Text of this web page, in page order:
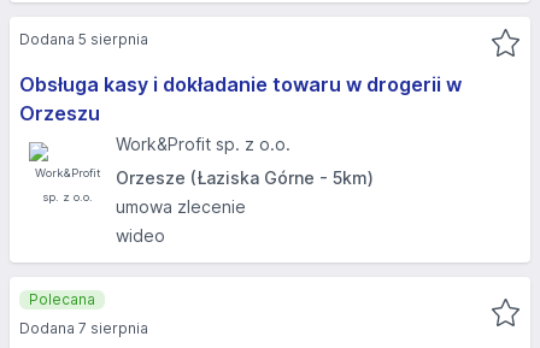
Obsługa kasy i dokładanie towaru w drogerii w
Orzeszu
Work&Profit sp. z o.o.
Orzesze (Łaziska Górne - 5km)
umowa zlecenie
wideo
Dodana 5 sierpnia
Polecana
Dodana 7 sierpnia